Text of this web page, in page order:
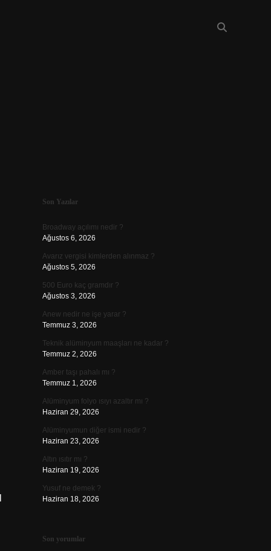
Sidebar
Son Yazılar
Broadway açılımı nedir ?
Ağustos 6, 2026
Avarız vergisi kimlerden alınmaz ?
Ağustos 5, 2026
500 Euro kaç gramdır ?
Ağustos 3, 2026
Anew nedir ne işe yarar ?
Temmuz 3, 2026
Teknik alüminyum maaşları ne kadar ?
Temmuz 2, 2026
Amber taşı pahalı mı ?
Temmuz 1, 2026
Alüminyum folyo ısıyı azaltır mı ?
Haziran 29, 2026
Alüminyumun diğer ismi nedir ?
Haziran 23, 2026
Altın ısıtır mı ?
Haziran 19, 2026
Yusuf ne demek ?
Haziran 18, 2026
Son yorumlar